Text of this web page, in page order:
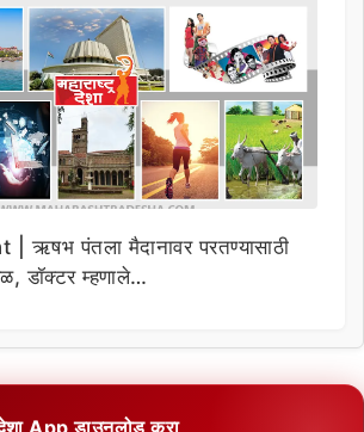
ऋषभ पंतला मैदानावर परतण्यासाठी
डॉक्टर म्हणाले…
देशा App डाउनलोड करा